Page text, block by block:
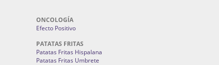
ONCOLOGÍA
Efecto Positivo
PATATAS FRITAS
Patatas Fritas Hispalana
Patatas Fritas Umbrete